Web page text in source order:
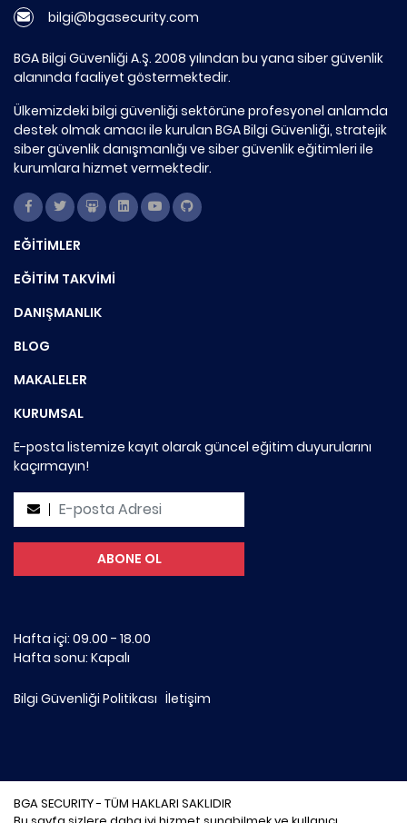
bilgi@bgasecurity.com
BGA Bilgi Güvenliği A.Ş. 2008 yılından bu yana siber güvenlik
alanında faaliyet göstermektedir.
Ülkemizdeki bilgi güvenliği sektörüne profesyonel anlamda
destek olmak amacı ile kurulan BGA Bilgi Güvenliği, stratejik
siber güvenlik danışmanlığı ve siber güvenlik eğitimleri ile
kurumlara hizmet vermektedir.
EĞİTİMLER
EĞİTİM TAKVİMİ
DANIŞMANLIK
BLOG
MAKALELER
KURUMSAL
E-posta listemize kayıt olarak güncel eğitim duyurularını
kaçırmayın!
Hafta içi: 09.00 - 18.00
Hafta sonu: Kapalı
Bilgi Güvenliği Politikası İletişim
BGA SECURITY - TÜM HAKLARI SAKLIDIR